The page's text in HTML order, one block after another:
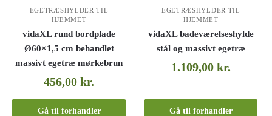
EGETRÆSHYLDER TIL
HJEMMET
vidaXL rund bordplade
Ø60×1,5 cm behandlet
massivt egetræ mørkebrun
456,00kr.
Gå til forhandler
EGETRÆSHYLDER TIL
HJEMMET
vidaXL badeværelseshylde
stål og massivt egetræ
1.109,00 kr.
Gå til forhandler